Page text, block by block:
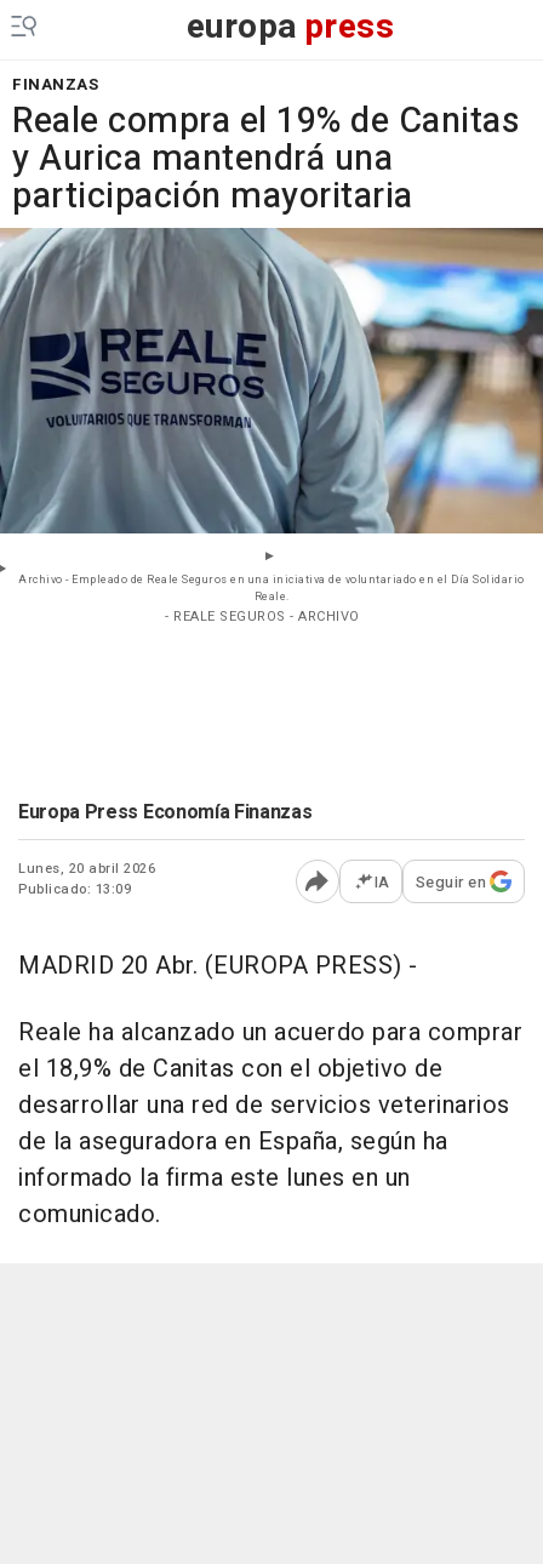
europa press
FINANZAS
Reale compra el 19% de Canitas
y Aurica mantendrá una
participación mayoritaria
Archivo - Empleado de Reale Seguros en una iniciativa de voluntariado en el Día Solidario
Reale.
- REALE SEGUROS - ARCHIVO
Europa Press Economía Finanzas
Lunes, 20 abril 2026
Publicado: 13:09
Abrir opciones para
IA Seguir en
MADRID 20 Abr. (EUROPA PRESS) -
Reale ha alcanzado un acuerdo para comprar
el 18,9% de Canitas con el objetivo de
desarrollar una red de servicios veterinarios
de la aseguradora en España, según ha
informado la firma este lunes en un
comunicado.